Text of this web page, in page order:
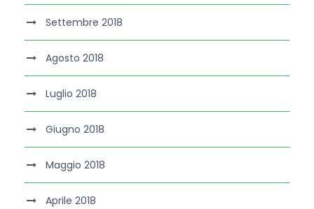
Settembre 2018
Agosto 2018
Luglio 2018
Giugno 2018
Maggio 2018
Aprile 2018